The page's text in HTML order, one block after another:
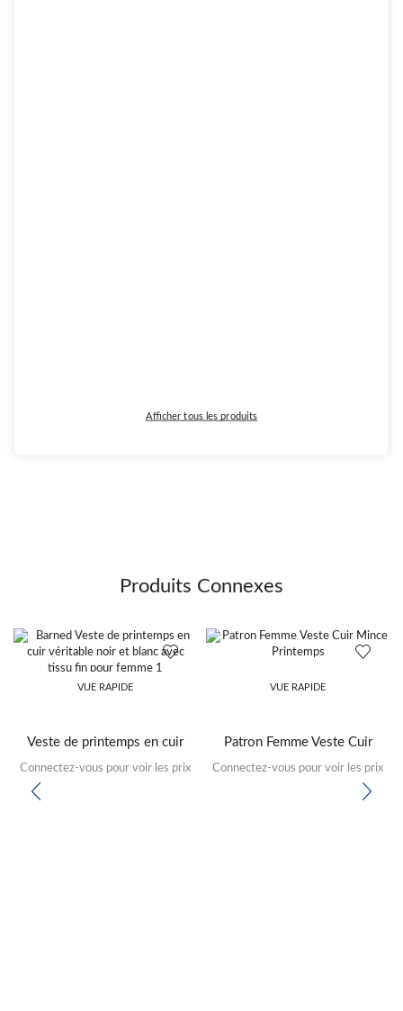
Afficher tous les produits
Produits Connexes
VUE RAPIDE
Veste de printemps en cuir
véritable noir et blanc pour
femmes, tissu fin, barré
Connectez-vous pour voir les prix
VUE RAPIDE
Patron Femme Veste Cuir
Mince Printemps
Connectez-vous pour voir les prix